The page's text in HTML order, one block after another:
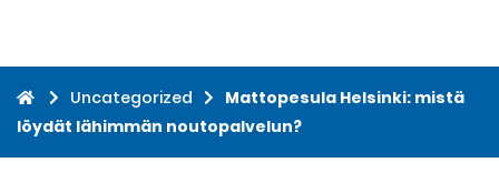
Uncategorized
Mattopesula Helsinki: mistä
löydät lähimmän noutopalvelun?